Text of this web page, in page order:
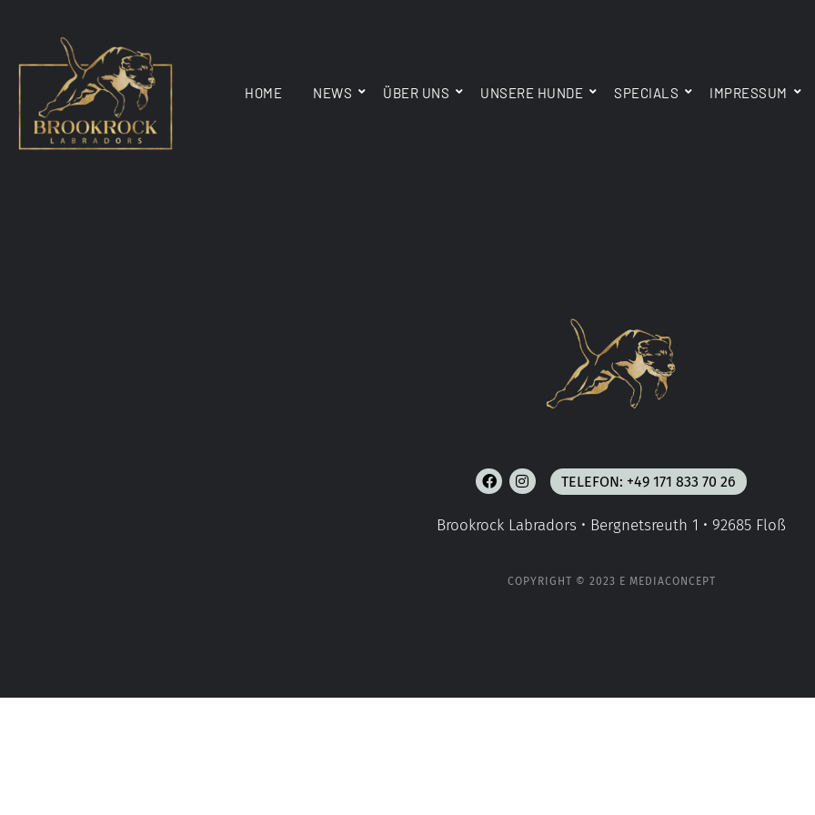
HOME NEWS ÜBER UNS UNSERE HUNDE SPECIALS IMPRESSUM
TELEFON: +49 171 833 70 26
Brookrock Labradors • Bergnetsreuth 1 • 92685 Floß
COPYRIGHT © 2023 E MEDIACONCEPT